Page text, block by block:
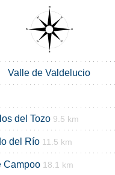
Valle de Valdelucio
del Tozo 9.5 km
del Río 11.5 km
Campoo 18.1 km